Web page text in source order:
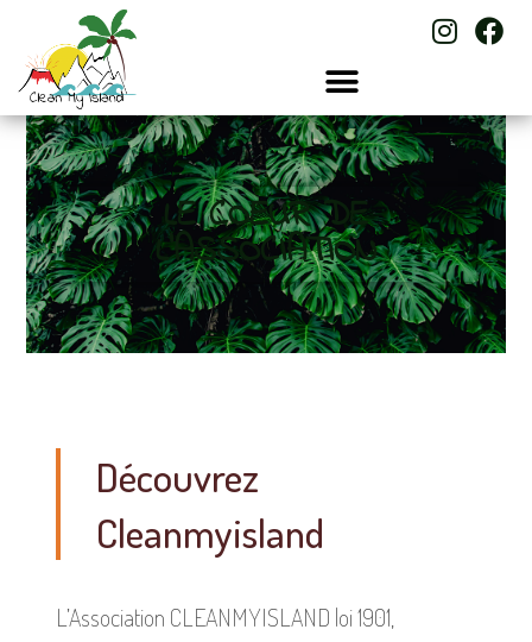
LE COEUR DE
L'ASSOCIATION
Découvrez
Cleanmyisland
L’Association CLEANMYISLAND loi 1901,